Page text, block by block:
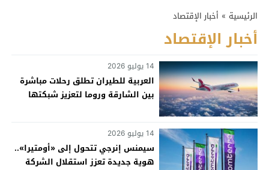
الرئيسية » أخبار الإقتصاد
أخبار الإقتصاد
14 يوليو 2026
العربية للطيران تطلق رحلات مباشرة
بين الشارقة وروما لتعزيز شبكتها
14 يوليو 2026
سيمنس إنرجي تتحول إلى «أومتيرا»..
هوية جديدة تعزز استقلال الشركة